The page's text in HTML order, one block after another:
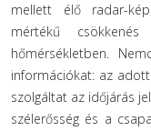
mellett élő radar-
mértékű
hőmérsékletben.
információkat: az
szolgáltat az időjárás
szélerősség és a